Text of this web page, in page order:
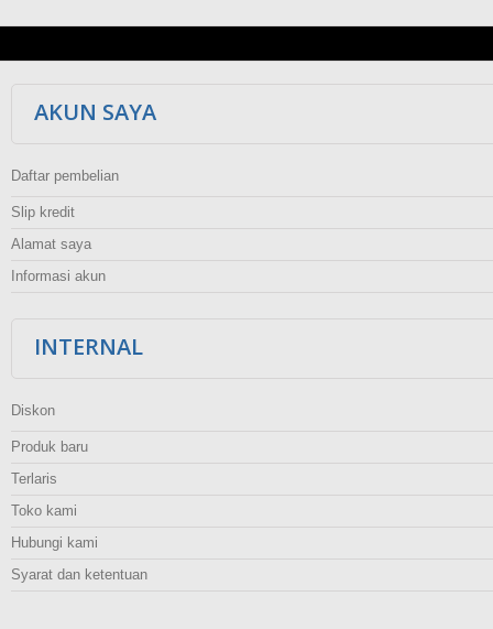
AKUN SAYA
Daftar pembelian
Slip kredit
Alamat saya
Informasi akun
INTERNAL
Diskon
Produk baru
Terlaris
Toko kami
Hubungi kami
Syarat dan ketentuan